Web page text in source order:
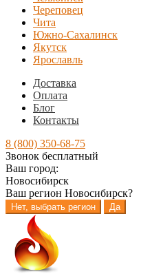
Череповец
Чита
Южно-Сахалинск
Якутск
Ярославль
Доставка
Оплата
Блог
Контакты
8 (800) 350-68-75
Звонок бесплатный
Ваш город:
Новосибирск
Ваш регион Новосибирск?
Нет, выбрать регион Да
Перейти
навигации
Перейти
содержимому